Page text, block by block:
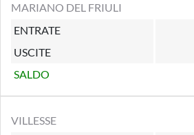
MARIANO DEL FRIULI
ENTRATE
USCITE
SALDO
VILLESSE